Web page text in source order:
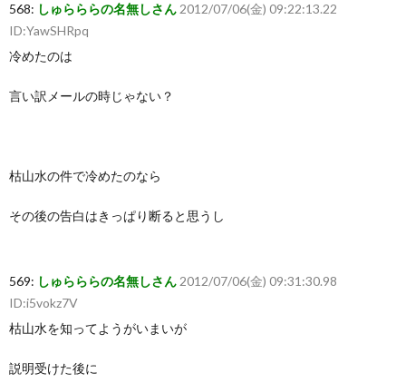
568: しゅらららの名無しさん 2012/07/06(金) 09:22:13.22
ID:YawSHRpq
冷めたのは
言い訳メールの時じゃない？
枯山水の件で冷めたのなら
その後の告白はきっぱり断ると思うし
569: しゅらららの名無しさん 2012/07/06(金) 09:31:30.98
ID:i5vokz7V
枯山水を知ってようがいまいが
説明受けた後に